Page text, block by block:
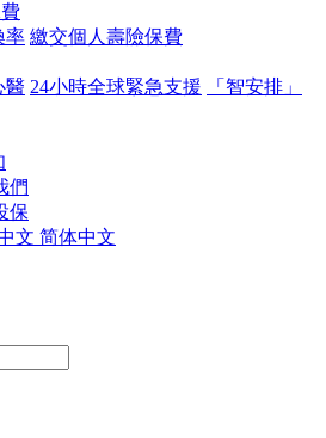
率 繳交個人壽險保費
醫 24小時全球緊急支援
「智安排」
們
保
文 简体中文